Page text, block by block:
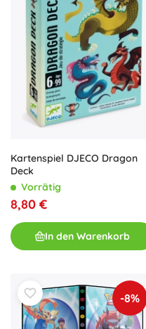
Kartenspiel DJECO Dragon
Deck
Vorrätig
8,80 €
In den Warenkorb
-8%